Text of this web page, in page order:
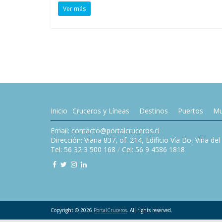
Ver más
Inicio Cruceros y Líneas Destinos Puertos
Email: contacto@portalcruceros.cl
Dirección: Viana 837, of. 214, Edificio Vía Bo, Viña
Tel: 56 32 3 500 168 / Cel: 56 9 4586 1818
Copyright © 2026 PortalCruceros. All rights reserved.